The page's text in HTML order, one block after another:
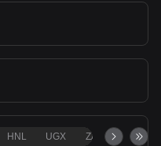
HNL UGX ZAR TND